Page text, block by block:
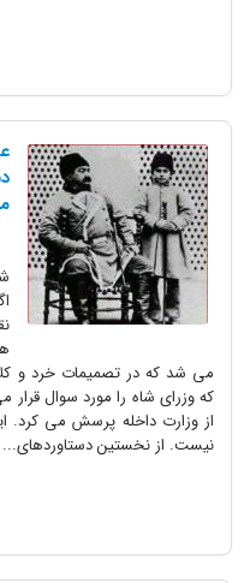
می شد که در تصمیمات خرد و
که وزرای شاه را مورد سوال قرار
از وزارت داخله پرسش می کرد.
نیست. از نخستین دستاوردهای...